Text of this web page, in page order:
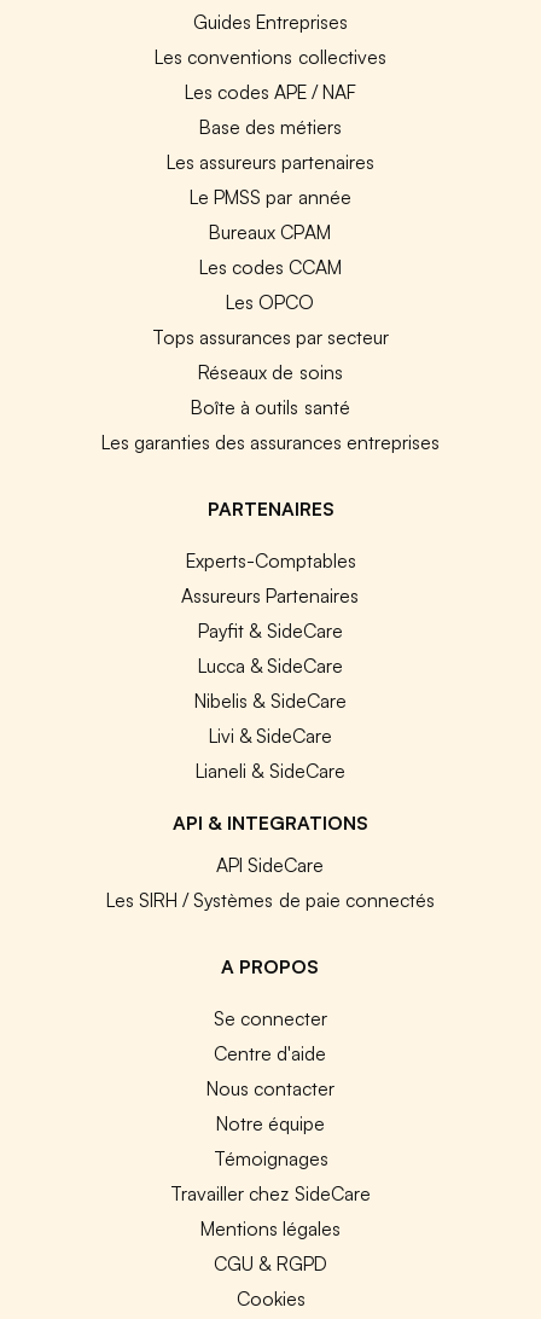
Guides Entreprises
Les conventions collectives
Les codes APE / NAF
Base des métiers
Les assureurs partenaires
Le PMSS par année
Bureaux CPAM
Les codes CCAM
Les OPCO
Tops assurances par secteur
Réseaux de soins
Boîte à outils santé
Les garanties des assurances entreprises
PARTENAIRES
Experts-Comptables
Assureurs Partenaires
Payfit & SideCare
Lucca & SideCare
Nibelis & SideCare
Livi & SideCare
Lianeli & SideCare
API & INTEGRATIONS
API SideCare
Les SIRH / Systèmes de paie connectés
A PROPOS
Se connecter
Centre d'aide
Nous contacter
Notre équipe
Témoignages
Travailler chez SideCare
Mentions légales
CGU & RGPD
Cookies